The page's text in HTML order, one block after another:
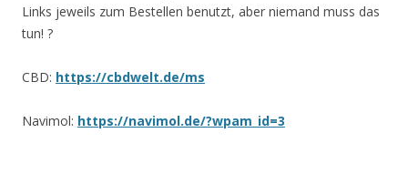
Links jeweils zum Bestellen benutzt, aber niemand muss das
tun! ?
CBD: https://cbdwelt.de/ms
Navimol: https://navimol.de/?wpam_id=3